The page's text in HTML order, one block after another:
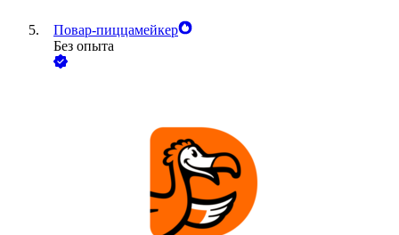
Повар-пиццамейкер
Без опыта